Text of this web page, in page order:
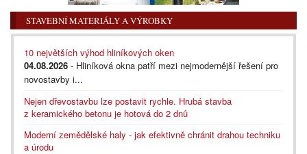
STAVEBNÍ MATERIÁLY A VÝROBKY
10 největších výhod hliníkových oken
04.08.2026 - Hliníková okna patří mezi nejmodernější řešení pro
novostavby i...
Nejen dřevostavbu lze postavit rychle. Hrubá stavba
z keramického betonu je hotová do 2 dnů
Moderní zemědělské haly - jak efektivně chránit drahou techniku
a úrodu